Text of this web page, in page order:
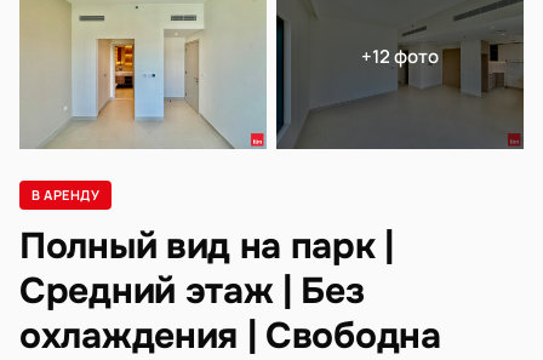
+12 фото
В АРЕНДУ
Полный вид на парк |
Средний этаж | Без
охлаждения | Свободна